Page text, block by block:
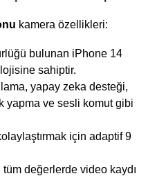
kamera özellikleri:
bulunan iPhone 14
sahiptir.
yapay zeka desteği,
yapma ve sesli komut gibi
için adaptif 9
değerlerde video kaydı